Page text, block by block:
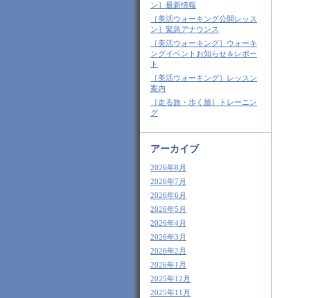
ン］最新情報
［美活ウォーキング公開レッス
ン］緊急アナウンス
［美活ウォーキング］ウォーキ
ングイベントお知らせ＆レポー
ト
［美活ウォーキング］レッスン
案内
［走る旅・歩く旅］トレーニン
グ
アーカイブ
2026年8月
2026年7月
2026年6月
2026年5月
2026年4月
2026年3月
2026年2月
2026年1月
2025年12月
2025年11月